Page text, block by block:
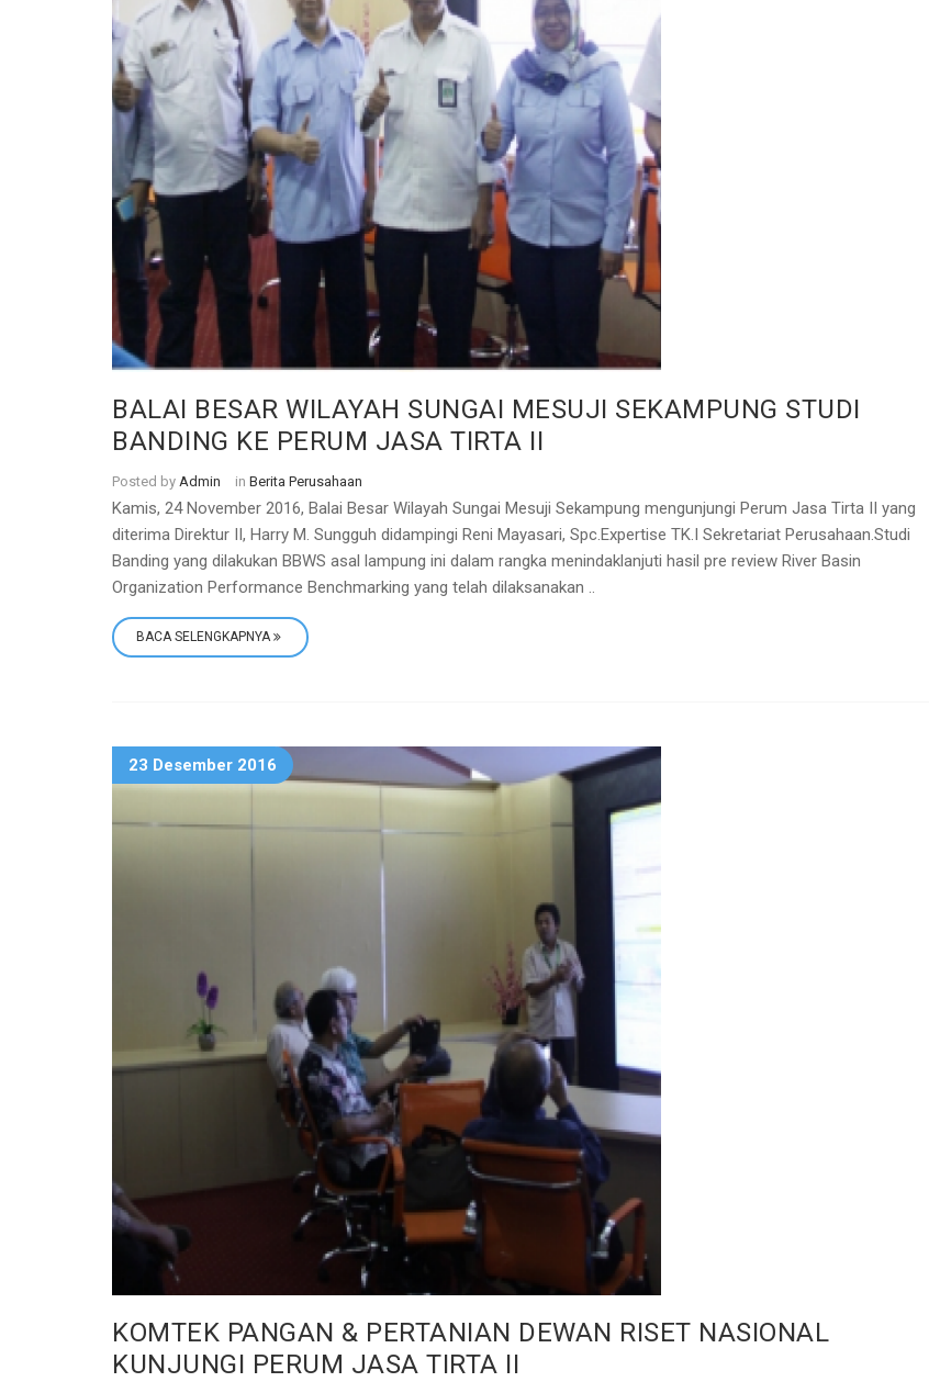
BALAI BESAR WILAYAH SUNGAI MESUJI SEKAMPUNG STUDI
BANDING KE PERUM JASA TIRTA II
Posted by Admin in Berita Perusahaan
Kamis, 24 November 2016, Balai Besar Wilayah Sungai Mesuji Sekampung mengunjungi Perum Jasa Tirta II yang
diterima Direktur II, Harry M. Sungguh didampingi Reni Mayasari, Spc.Expertise TK.I Sekretariat Perusahaan.Studi
Banding yang dilakukan BBWS asal lampung ini dalam rangka menindaklanjuti hasil pre review River Basin
Organization Performance Benchmarking yang telah dilaksanakan ..
BACA SELENGKAPNYA
23 Desember 2016
KOMTEK PANGAN & PERTANIAN DEWAN RISET NASIONAL
KUNJUNGI PERUM JASA TIRTA II